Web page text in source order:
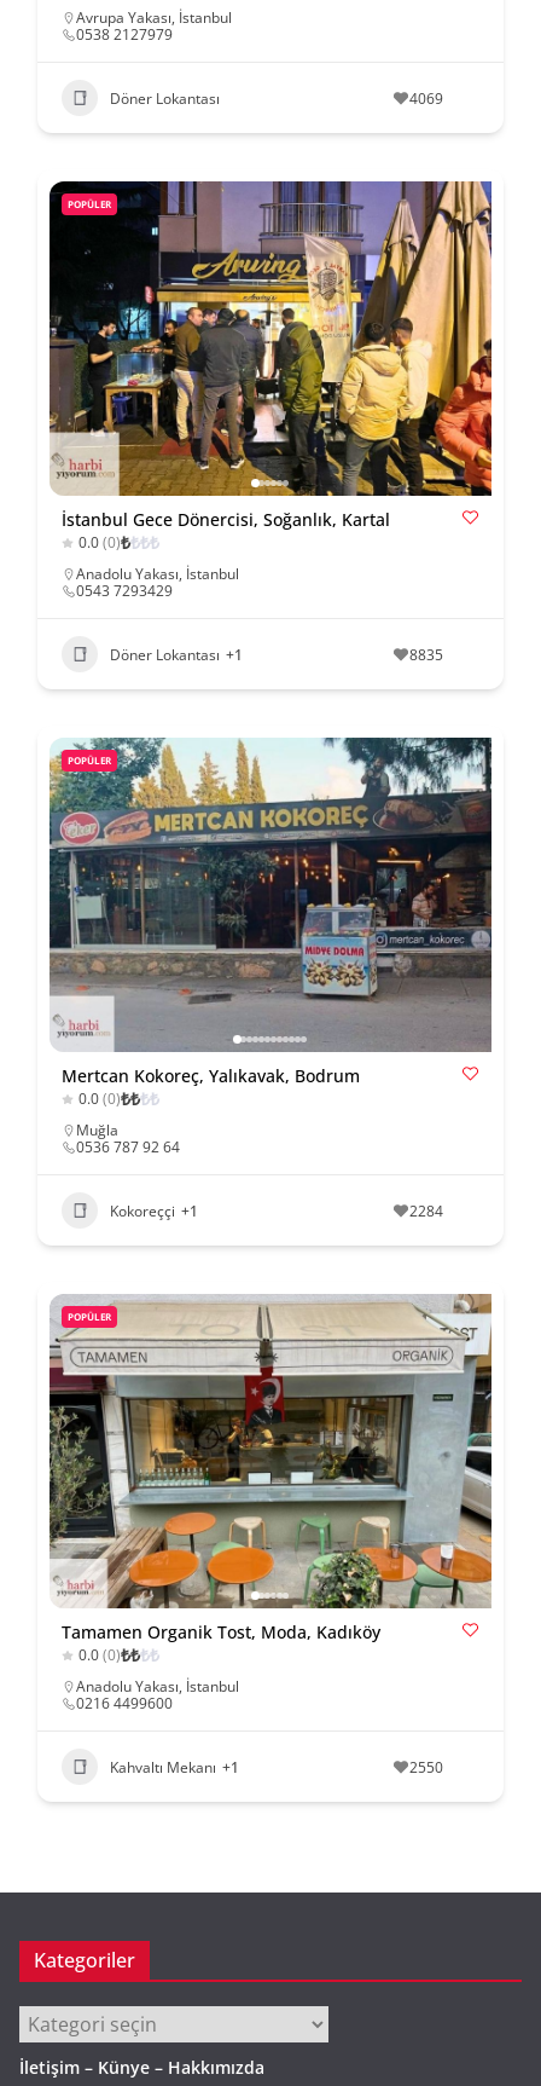
Avrupa Yakası, İstanbul
0538 2127979
Döner Lokantası 4069
POPÜLER
İstanbul Gece Dönercisi, Soğanlık, Kartal
0.0(0)₺₺₺₺
Anadolu Yakası, İstanbul
0543 7293429
Döner Lokantası +1 8835
POPÜLER
Mertcan Kokoreç, Yalıkavak, Bodrum
0.0(0)₺₺₺₺
Muğla
0536 787 92 64
Kokoreççi +1 2284
POPÜLER
Tamamen Organik Tost, Moda, Kadıköy
0.0(0)₺₺₺₺
Anadolu Yakası, İstanbul
0216 4499600
Kahvaltı Mekanı +1 2550
Kategoriler
Kategoriler
İletişim – Künye – Hakkımızda